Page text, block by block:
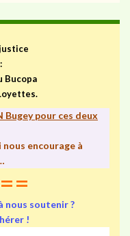
Bucopa
Bugey pour ces deux
encourage à
nous soutenir ?
!